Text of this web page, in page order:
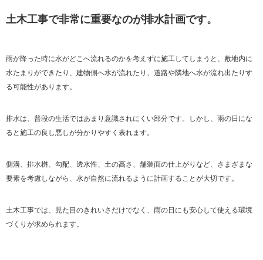
土木工事で非常に重要なのが排水計画です。
雨が降った時に水がどこへ流れるのかを考えずに施工してしまうと、敷地内に
水たまりができたり、建物側へ水が流れたり、道路や隣地へ水が流れ出たりす
る可能性があります。
排水は、普段の生活ではあまり意識されにくい部分です。しかし、雨の日にな
ると施工の良し悪しが分かりやすく表れます。
側溝、排水桝、勾配、透水性、土の高さ、舗装面の仕上がりなど、さまざまな
要素を考慮しながら、水が自然に流れるように計画することが大切です。
土木工事では、見た目のきれいさだけでなく、雨の日にも安心して使える環境
づくりが求められます。